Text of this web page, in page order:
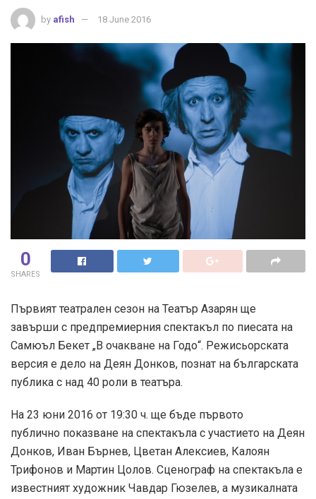
by afish 18 June 2016
0
SHARES
Първият театрален сезон на Театър Азарян ще
завърши с предпремиерния спектакъл по пиесата на
Самюъл Бекет „В очакване на Годо“. Режисьорската
версия е дело на Деян Донков, познат на българската
публика с над 40 роли в театъра.
На 23 юни 2016 от 19:30 ч. ще бъде първото
публично показване на спектакъла с участието на Деян
Донков, Иван Бърнев, Цветан Алексиев, Калоян
Трифонов и Мартин Цолов. Сценограф на спектакъла е
известният художник Чавдар Гюзелев, а музикалната